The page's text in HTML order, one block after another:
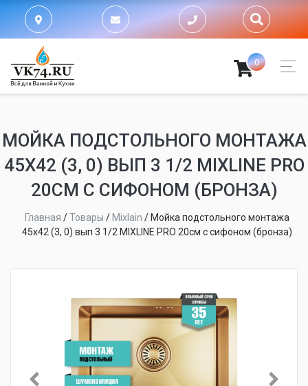
0
МОЙКА ПОДСТОЛЬНОГО МОНТАЖА
45Х42 (3, 0) ВЫП 3 1/2 MIXLINE PRO
20СМ С СИФОНОМ (БРОНЗА)
Главная /Товары / Mixlain / Мойка подстольного монтажа
45х42 (3, 0) вып 3 1/2 MIXLINE PRO 20см с сифоном (бронза)